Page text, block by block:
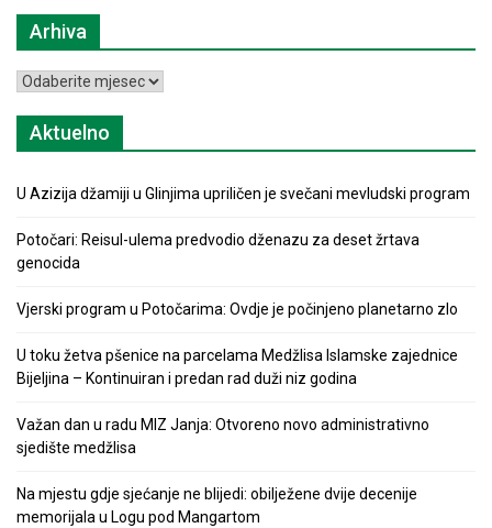
Arhiva
Arhiva
Aktuelno
U Azizija džamiji u Glinjima upriličen je svečani mevludski program
Potočari: Reisul-ulema predvodio dženazu za deset žrtava
genocida
Vjerski program u Potočarima: Ovdje je počinjeno planetarno zlo
U toku žetva pšenice na parcelama Medžlisa Islamske zajednice
Bijeljina – Kontinuiran i predan rad duži niz godina
Važan dan u radu MIZ Janja: Otvoreno novo administrativno
sjedište medžlisa
Na mjestu gdje sjećanje ne blijedi: obilježene dvije decenije
memorijala u Logu pod Mangartom